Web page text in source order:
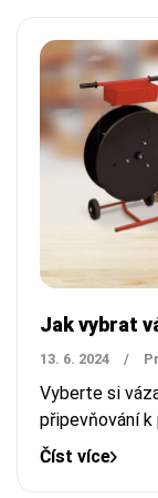
Jak vybrat
13. 6. 2024 /
Vyberte si
připevňování k
Číst více